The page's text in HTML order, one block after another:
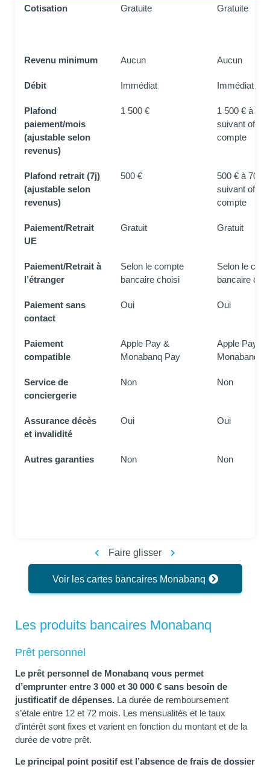
Cotisation Gratuite Gratuite
Revenu minimum Aucun Aucun
Débit Immédiat Immédiat ou
Plafond
paiement/mois
(ajustable selon
revenus)
1 500 €
1 500 € à 2
suivant offre
compte
Plafond retrait (7j)
(ajustable selon
revenus)
500 €
500 € à 700 €
suivant offre
compte
Paiement/Retrait
UE
Gratuit Gratuit
Paiement/Retrait à
l’étranger
Selon le compte
bancaire choisi
Selon le
bancaire
Paiement sans
contact
Oui Oui
Paiement
compatible
Apple Pay &
Monabanq Pay
Apple Pay &
Monabanq
Service de
conciergerie
Non Non
Assurance décès
et invalidité
Oui Oui
Autres garanties Non Non
Faire glisser
Voir les cartes bancaires Monabanq
Les produits bancaires Monabanq
Prêt personnel
Le prêt personnel de Monabanq vous permet
d’emprunter entre 3 000 et 30 000 € sans besoin de
justificatif de dépenses. La durée de remboursement
s’étale entre 12 et 72 mois. Les mensualités et le taux
d’intérêt sont fixes et varient en fonction du montant et de la
durée de votre prêt.
Le principal point positif est l’absence de frais de dossier